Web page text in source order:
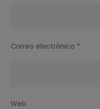
Correo electrónico *
Web